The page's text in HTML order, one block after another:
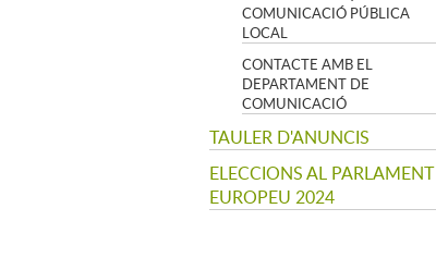
COMUNICACIÓ PÚBLICA
LOCAL
CONTACTE AMB EL
DEPARTAMENT DE
COMUNICACIÓ
TAULER D'ANUNCIS
ELECCIONS AL PARLAMENT
EUROPEU 2024